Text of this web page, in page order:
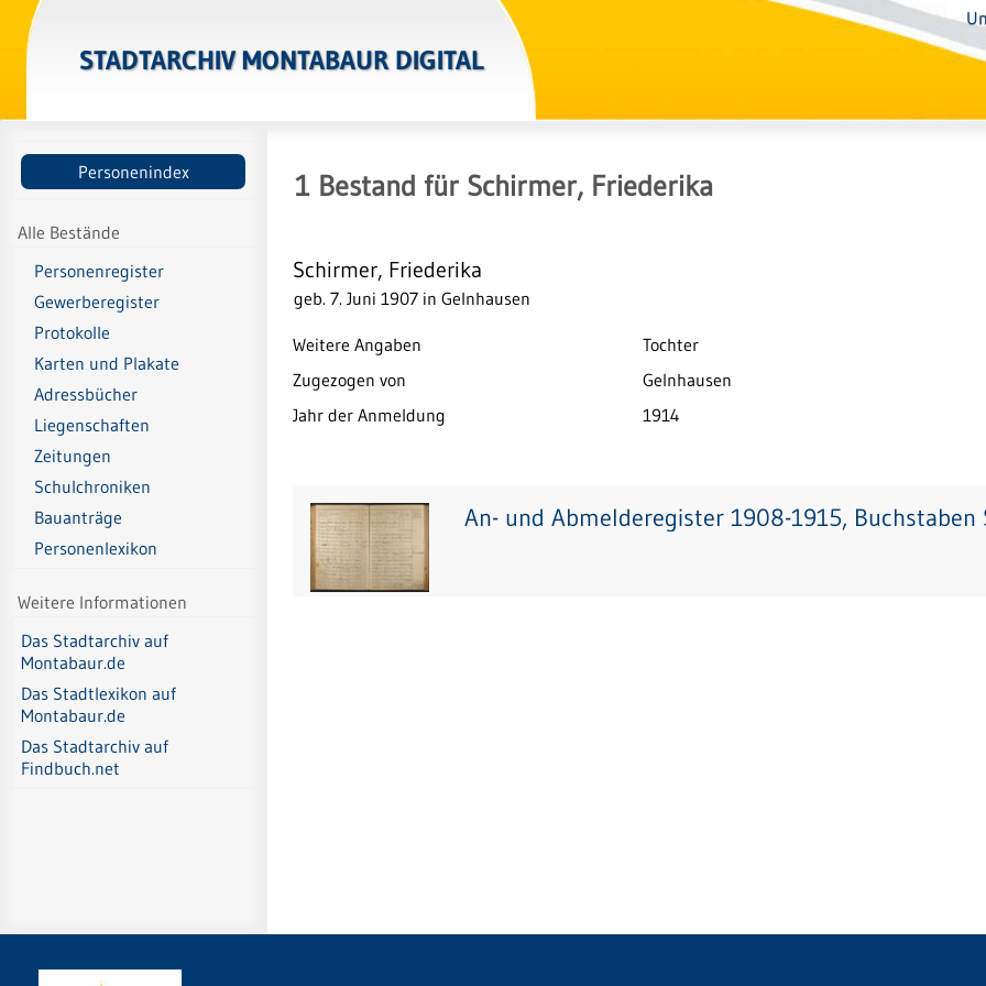
STADTARCHIV MONTABAUR DIGITAL
Personenindex
Alle Bestände
Personenregister
Gewerberegister
Protokolle
Karten und Plakate
Adressbücher
Liegenschaften
Zeitungen
Schulchroniken
Bauanträge
Personenlexikon
Weitere Informationen
Das Stadtarchiv auf
Montabaur.de
Das Stadtlexikon auf
Montabaur.de
Das Stadtarchiv auf
Findbuch.net
1 Bestand für Schirmer, Friederika
Schirmer, Friederika
geb. 7. Juni 1907 in Gelnhausen
Weitere Angaben
Tochter
Zugezogen von
Gelnhausen
Jahr der Anmeldung
1914
An- und Abmelderegister 1908-1915, Buchstaben